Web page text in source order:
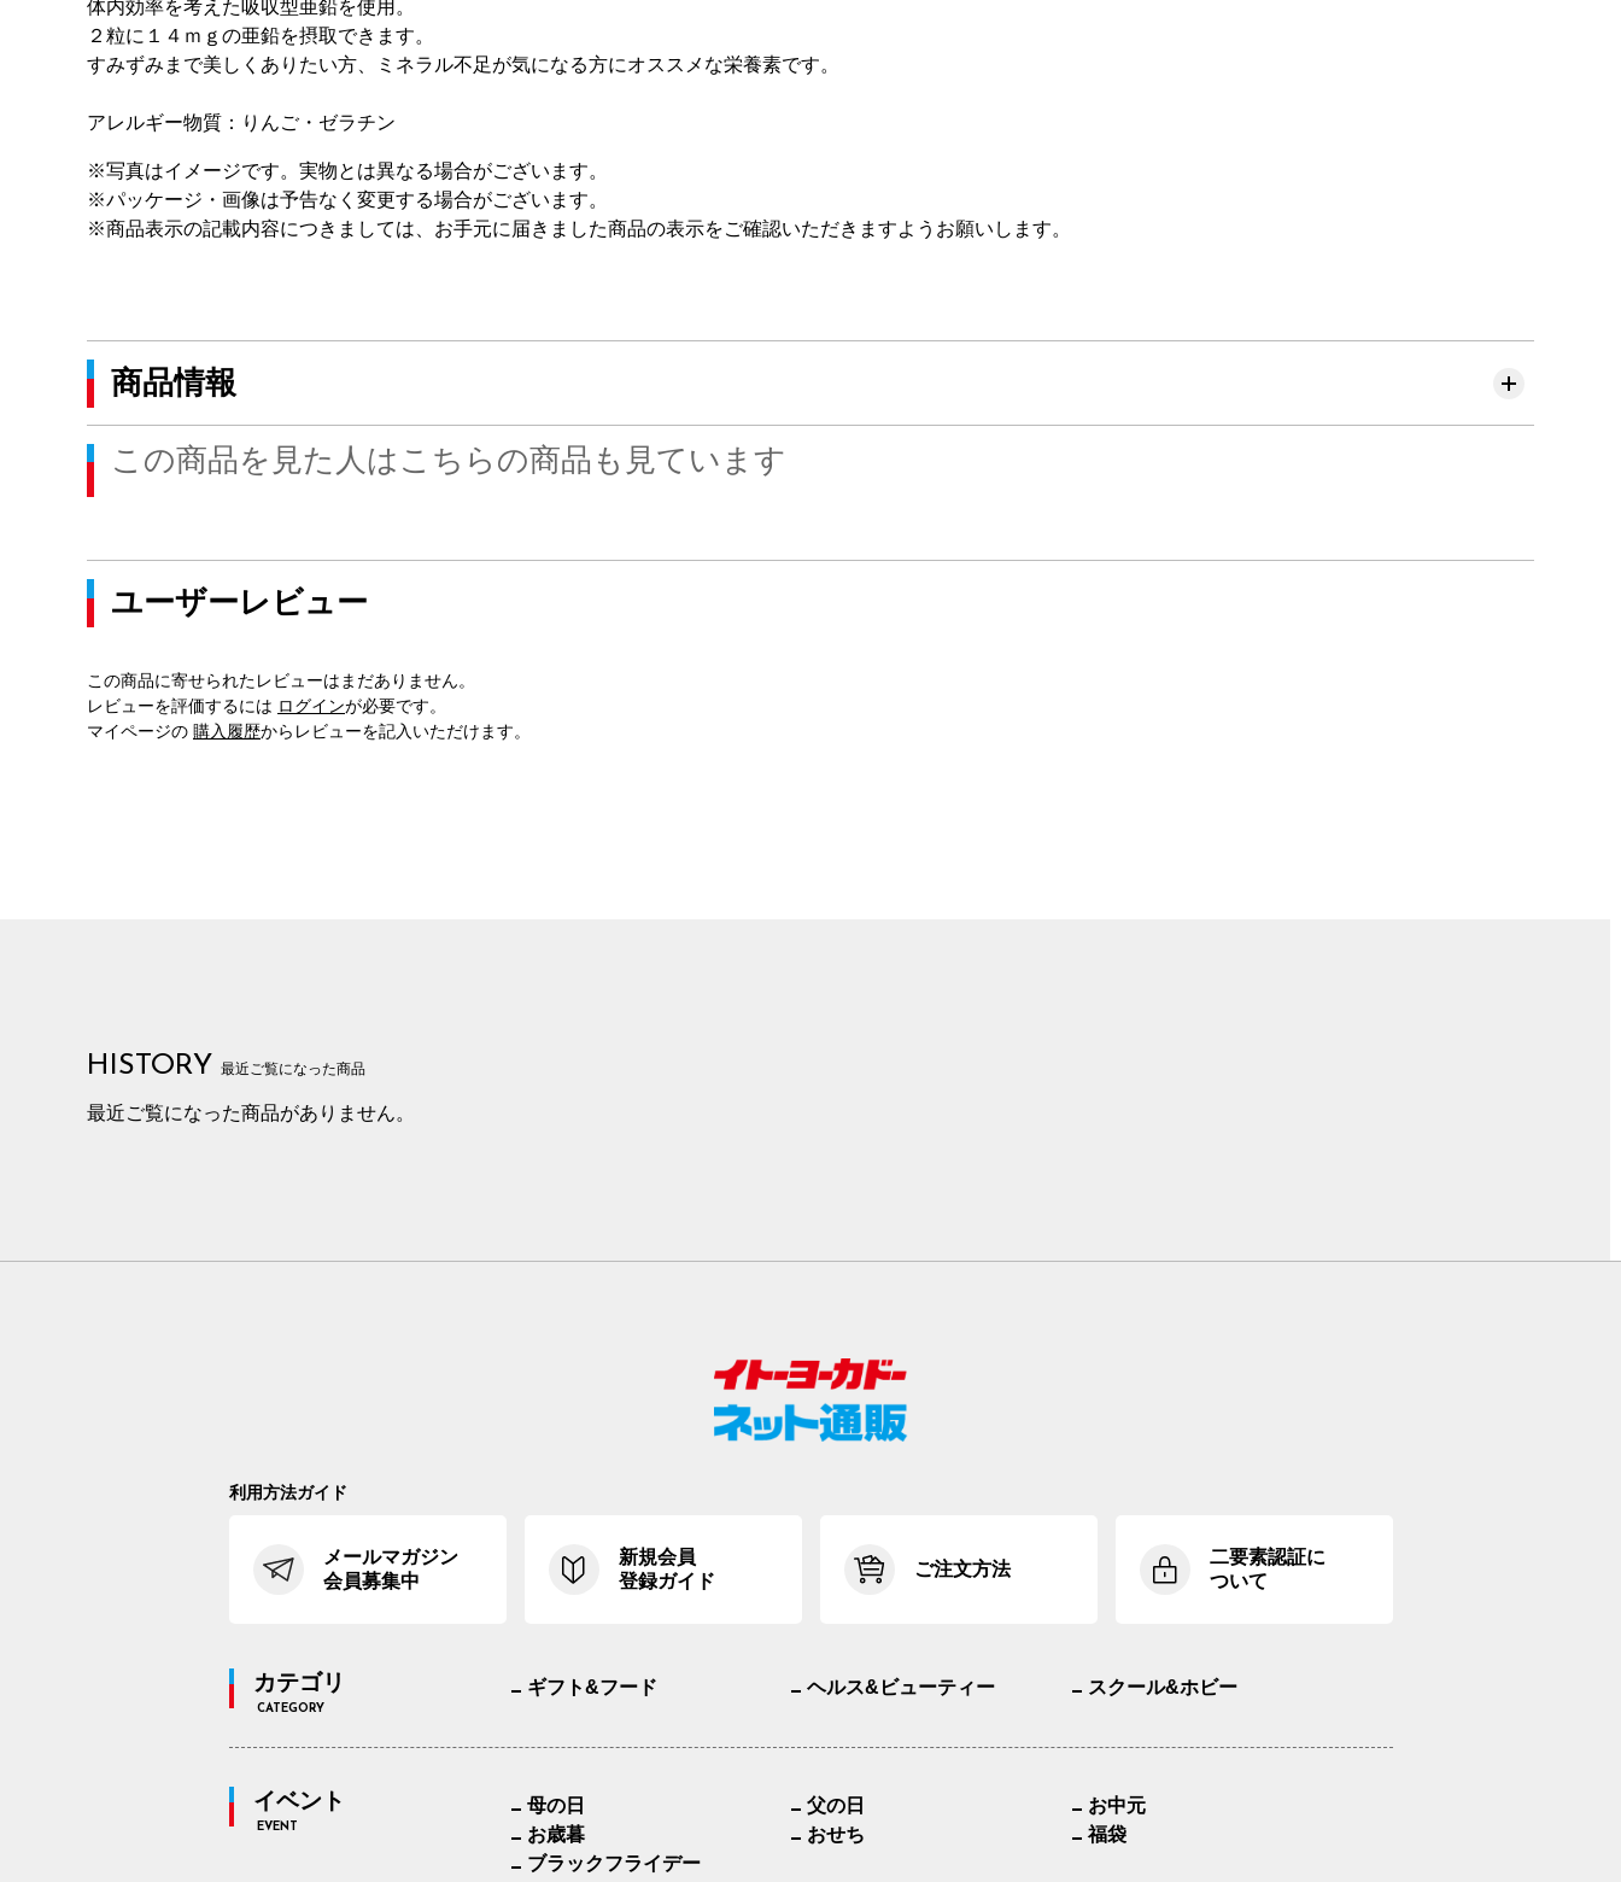
体内効率を考えた吸収型亜鉛を使用。
２粒に１４ｍｇの亜鉛を摂取できます。
すみずみまで美しくありたい方、ミネラル不足が気になる方にオススメな栄養素です。
アレルギー物質：りんご・ゼラチン
※写真はイメージです。実物とは異なる場合がございます。
※パッケージ・画像は予告なく変更する場合がございます。
※商品表示の記載内容につきましては、お手元に届きました商品の表示をご確認いただきますようお願いします。
商品情報
この商品を見た人はこちらの商品も見ています
ユーザーレビュー
この商品に寄せられたレビューはまだありません。
レビューを評価するには ログインが必要です。
マイページの 購入履歴からレビューを記入いただけます。
HISTORY 最近ご覧になった商品
最近ご覧になった商品がありません。
利用方法ガイド
メールマガジン
会員募集中
新規会員
登録ガイド
ご注文方法
二要素認証に
ついて
カテゴリ
CATEGORY
ギフト&フード ヘルス&ビューティー スクール&ホビー
イベント
EVENT
母の日 父の日
お中元
お歳暮
おせち
福袋
ブラックフライデー